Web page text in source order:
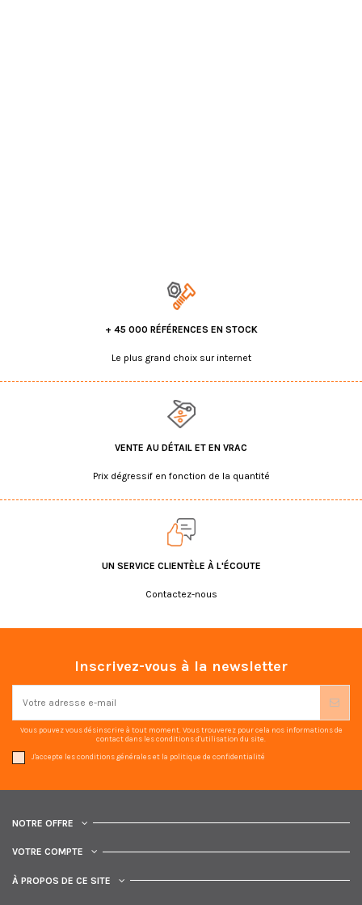
+ 45 000 RÉFÉRENCES EN STOCK
Le plus grand choix sur internet
VENTE AU DÉTAIL ET EN VRAC
Prix dégressif en fonction de la quantité
UN SERVICE CLIENTÈLE À L'ÉCOUTE
Contactez-nous
Inscrivez-vous à la newsletter
Vous pouvez vous désinscrire à tout moment. Vous trouverez pour cela nos informations de
contact dans les conditions d'utilisation du site.
J'accepte les conditions générales et la politique de confidentialité
NOTRE OFFRE
VOTRE COMPTE
À PROPOS DE CE SITE